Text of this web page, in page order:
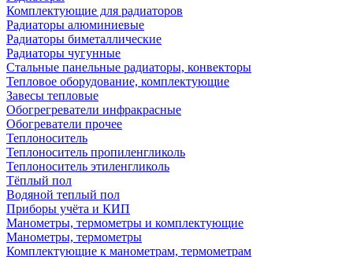
Комплектующие для радиаторов
Радиаторы алюминиевые
Радиаторы биметаллические
Радиаторы чугунные
Стальные панельные радиаторы, конвекторы
Тепловое оборудование, комплектующие
Завесы тепловые
Обогрегреватели инфракрасные
Обогреватели прочее
Теплоноситель
Теплоноситель пропиленгликоль
Теплоноситель этиленгликоль
Тёплый пол
Водяной теплый пол
Приборы учёта и КИП
Манометры, термометры и комплектующие
Манометры, термометры
Комплектующие к манометрам, термометрам